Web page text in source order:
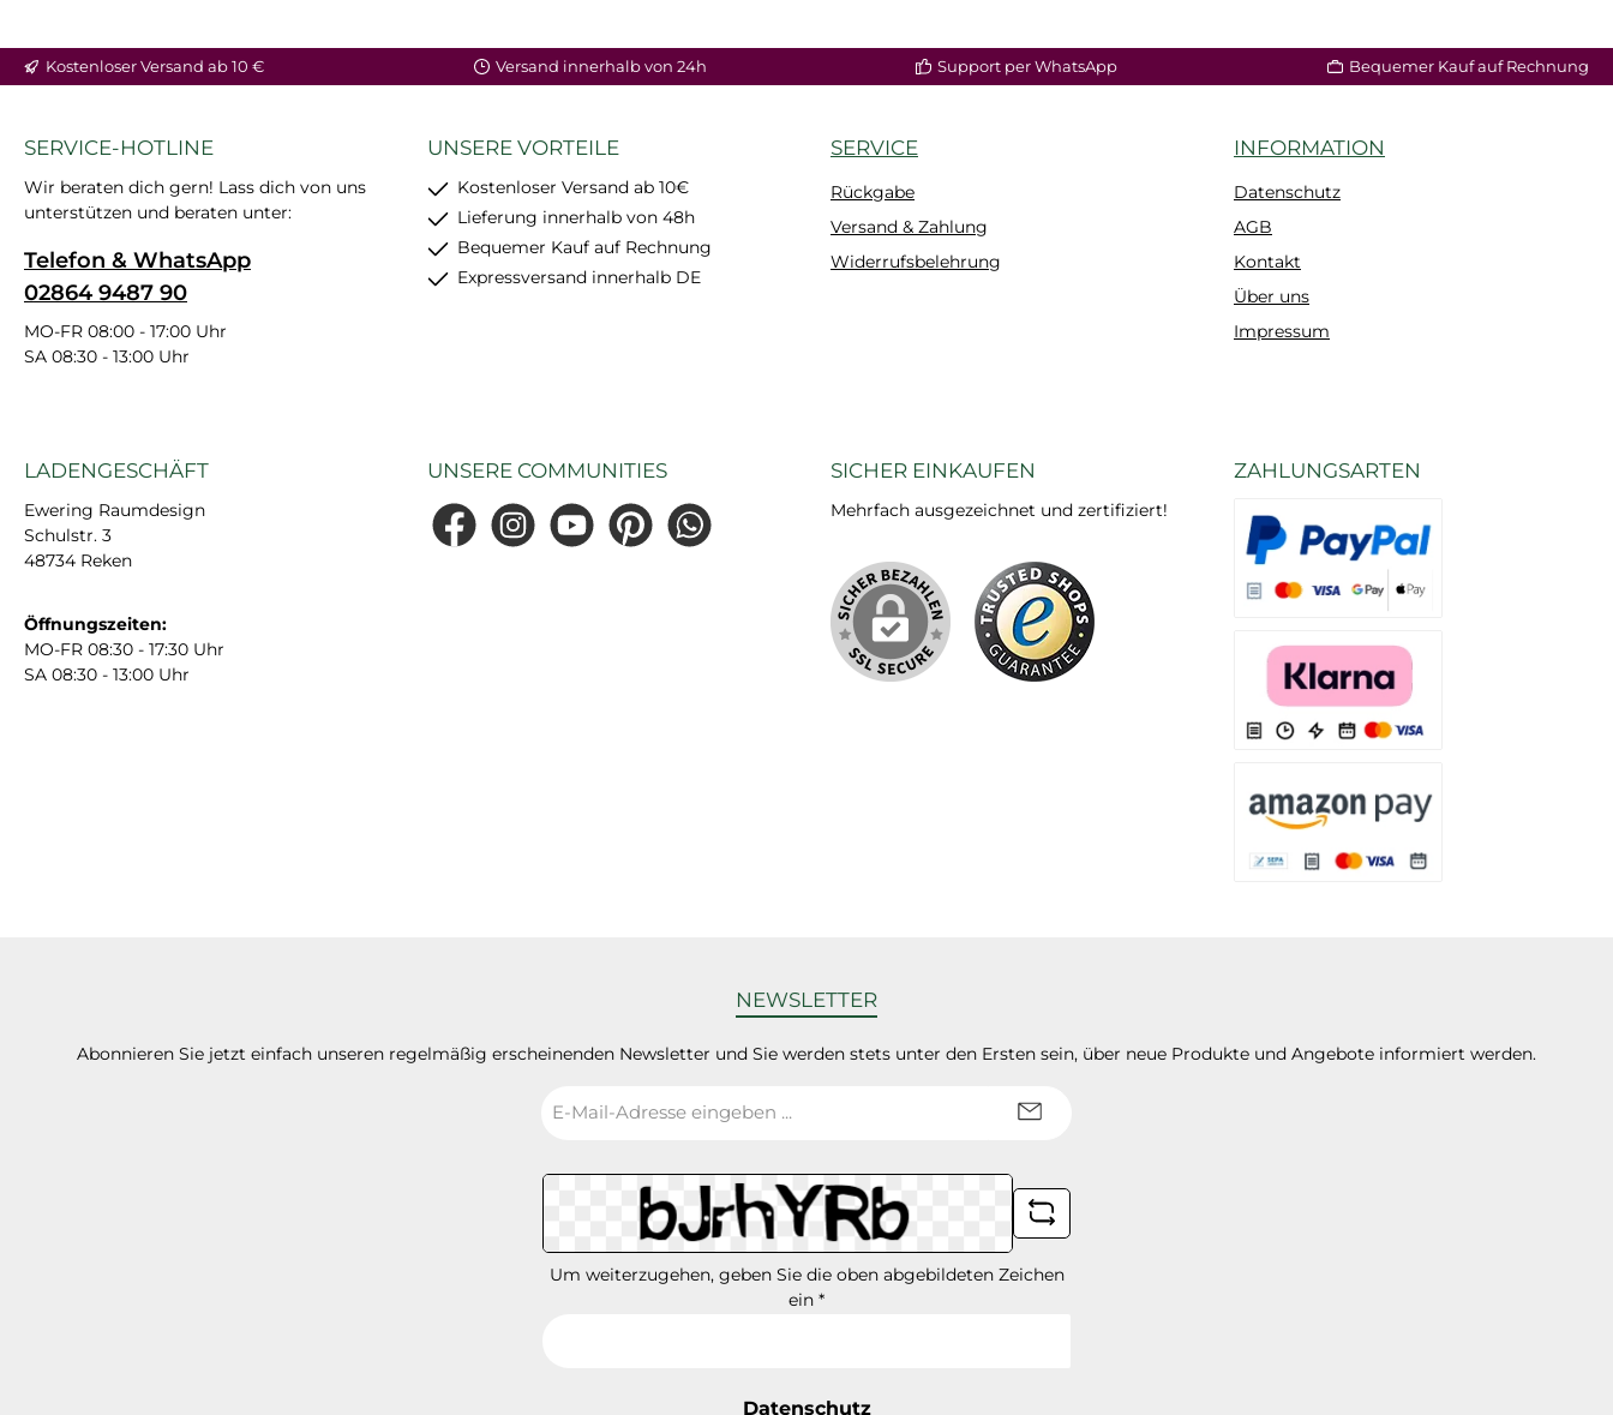
Kostenloser Versand ab 10 € Versand innerhalb von 24h Support per WhatsApp Bequemer Kauf auf Rechnung
SERVICE-HOTLINE
Wir beraten dich gern! Lass dich von uns
unterstützen und beraten unter:
Telefon & WhatsApp
02864 9487 90
MO-FR 08:00 - 17:00 Uhr
SA 08:30 - 13:00 Uhr
UNSERE VORTEILE
Kostenloser Versand ab 10€
Lieferung innerhalb von 48h
Bequemer Kauf auf Rechnung
Expressversand innerhalb DE
SERVICE
Rückgabe
Versand & Zahlung
Widerrufsbelehrung
INFORMATION
Datenschutz
AGB
Kontakt
Über uns
Impressum
LADENGESCHÄFT
Ewering Raumdesign
Schulstr. 3
48734 Reken
Öffnungszeiten:
MO-FR 08:30 - 17:30 Uhr
SA 08:30 - 13:00 Uhr
UNSERE COMMUNITIES
FacebookInstagramYouTubePinterestWhatsApp
SICHER EINKAUFEN
Mehrfach ausgezeichnet und zertifiziert!
ZAHLUNGSARTEN
NEWSLETTER
Abonnieren Sie jetzt einfach unseren regelmäßig erscheinenden Newsletter und Sie werden stets unter den Ersten sein, über neue Produkte und Angebote informiert werden.
Mail-
*
Um weiterzugehen, geben Sie die oben abgebildeten Zeichen
ein *
Datenschutz